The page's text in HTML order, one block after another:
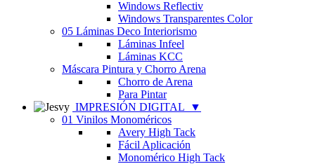
Windows Reflectiv
Windows Transparentes Color
05 Láminas Deco Interiorismo
Láminas Infeel
Láminas KCC
Máscara Pintura y Chorro Arena
Chorro de Arena
Para Pintar
IMPRESIÓN DIGITAL
▼
01 Vinilos Monoméricos
Avery High Tack
Fácil Aplicación
Monomérico High Tack